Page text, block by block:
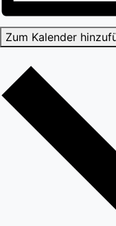
Zum Kalender